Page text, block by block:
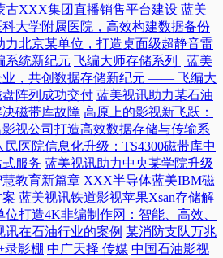
XXX集团直播销售平台建设 蓝美
大学附属医院，高效构建数据备份
力北京某单位，打造桌面级超静音雷
系统新纪元 飞编大师存储系列 | 蓝美
业，共创数据存储新纪元 —— 飞编大
阵列成功交付 蓝美视讯助力某石油
磁带库故障 高原上的影视新飞跃：
视公司打造高效数据存储与传输系
医院信息化升级：TS4300磁带库中
服务 蓝美视讯助力中央某学院升级
教育新篇章 XXX半导体蓝美IBM磁
蓝美视讯铁道影视苹果Xsan存储解
位打造4K非编制作网：智能、高效、
讯在石油行业的案例 某消防支队万兆
录影棚 中广天择 传媒 中国石油影视